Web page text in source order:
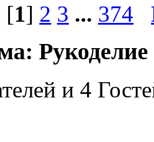
[1] 2 3 ... 374
и 4